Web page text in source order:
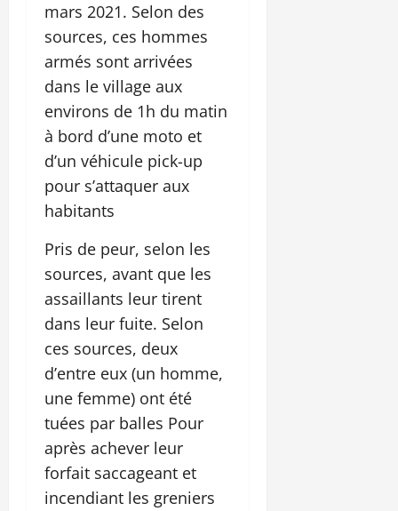
mars 2021. Selon des
sources, ces hommes
armés sont arrivées
dans le village aux
environs de 1h du matin
à bord d’une moto et
d’un véhicule pick-up
pour s’attaquer aux
habitants
Pris de peur, selon les
sources, avant que les
assaillants leur tirent
dans leur fuite. Selon
ces sources, deux
d’entre eux (un homme,
une femme) ont été
tuées par balles Pour
après achever leur
forfait saccageant et
incendiant les greniers